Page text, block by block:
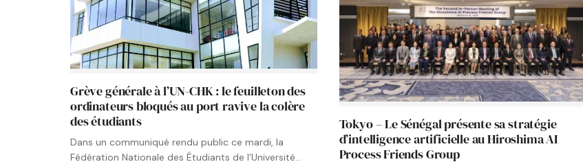
Grève générale à l’UN-CHK : le feuilleton des
ordinateurs bloqués au port ravive la colère
des étudiants
Dans un communiqué rendu public ce mardi, la
Fédération Nationale des Étudiants de l’Université
Tokyo – Le Sénégal présente sa stratégie
d’intelligence artificielle au Hiroshima AI
Process Friends Group